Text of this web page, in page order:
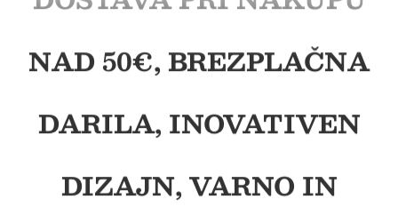
NAD 50€, BREZPLAČNA
DARILA, INOVATIVEN
DIZAJN, VARNO IN